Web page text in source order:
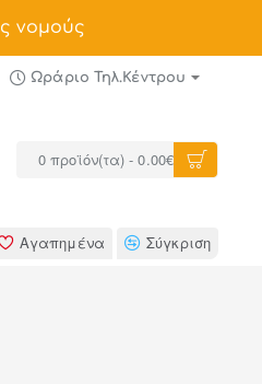
νομούς
Ωράριο Τηλ.Κέντρου
0 προϊόν(τα) - 0.00€
Αγαπημένα Σύγκριση